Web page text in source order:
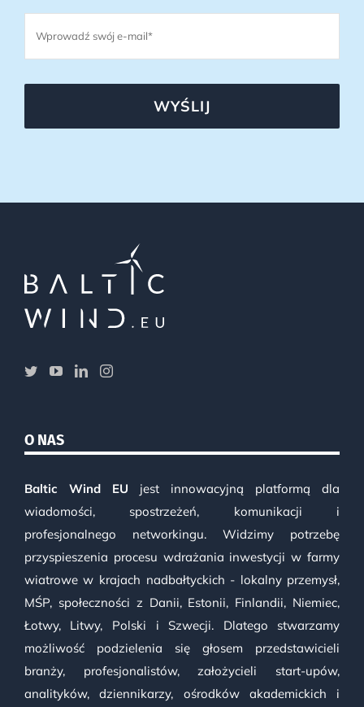
WYŚLIJ
O NAS
Baltic Wind EU jest innowacyjną platformą dla
wiadomości, spostrzeżeń, komunikacji i
profesjonalnego networkingu. Widzimy potrzebę
przyspieszenia procesu wdrażania inwestycji w farmy
wiatrowe w krajach nadbałtyckich - lokalny przemysł,
MŚP, społeczności z Danii, Estonii, Finlandii, Niemiec,
Łotwy, Litwy, Polski i Szwecji. Dlatego stwarzamy
możliwość podzielenia się głosem przedstawicieli
branży, profesjonalistów, założycieli start-upów,
analityków, dziennikarzy, ośrodków akademickich i